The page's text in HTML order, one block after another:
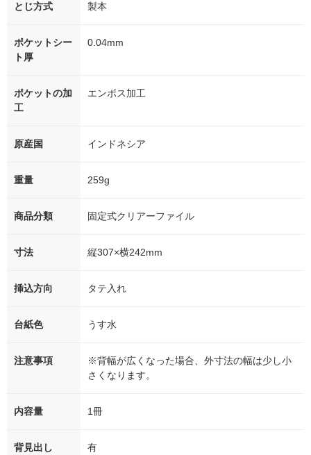
とじ方式 製本
ポケットシー
ト厚
0.04mm
ポケットの加
工
エンボス加工
原産国 インドネシア
重量 259g
商品分類 固定式クリアーファイル
寸法 縦307×横242mm
挿込方向 タテ入れ
台紙色 うす水
注意事項
※背幅が広くなった場合、外寸法の幅は少し小
さくなります。
内容量 1冊
背見出し 有